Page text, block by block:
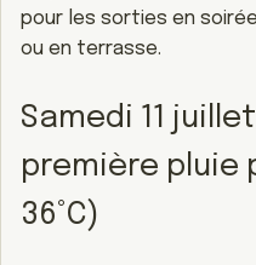
pour les sorties en
ou en terrasse.
Samedi 11
première pluie
36°C)